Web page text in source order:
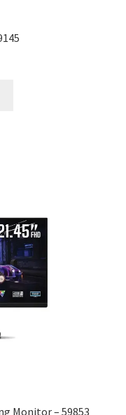
Monitor – 59853